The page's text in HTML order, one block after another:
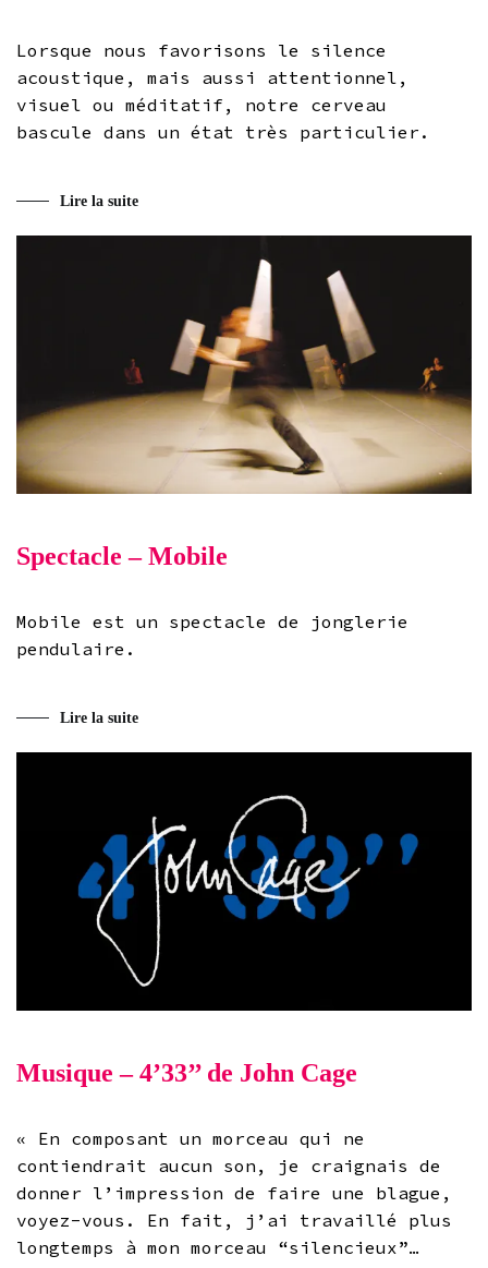
Lorsque nous favorisons le silence
acoustique, mais aussi attentionnel,
visuel ou méditatif, notre cerveau
bascule dans un état très particulier.
Lire la suite
Spectacle – Mobile
Mobile est un spectacle de jonglerie
pendulaire.
Lire la suite
Musique – 4’33’’ de John Cage
« En composant un morceau qui ne
contiendrait aucun son, je craignais de
donner l’impression de faire une blague,
voyez-vous. En fait, j’ai travaillé plus
longtemps à mon morceau “silencieux”…